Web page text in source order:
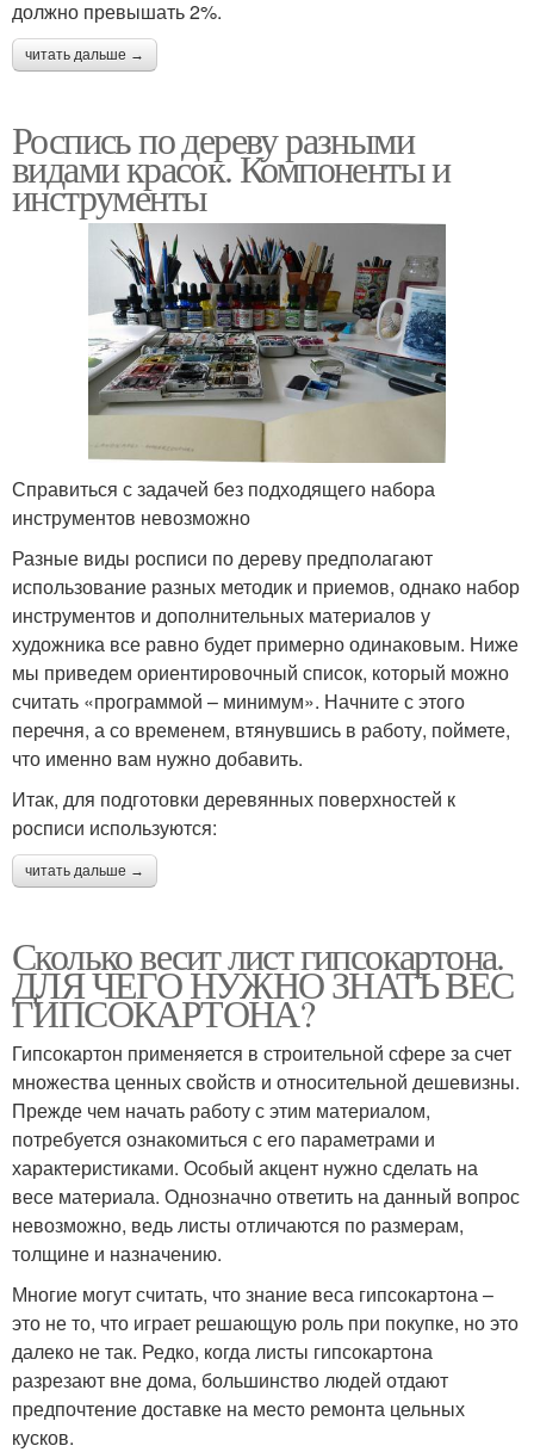
должно превышать 2%.
читать дальше →
Роспись по дереву разными
видами красок. Компоненты и
инструменты
Справиться с задачей без подходящего набора
инструментов невозможно
Разные виды росписи по дереву предполагают
использование разных методик и приемов, однако набор
инструментов и дополнительных материалов у
художника все равно будет примерно одинаковым. Ниже
мы приведем ориентировочный список, который можно
считать «программой – минимум». Начните с этого
перечня, а со временем, втянувшись в работу, поймете,
что именно вам нужно добавить.
Итак, для подготовки деревянных поверхностей к
росписи используются:
читать дальше →
Сколько весит лист гипсокартона.
ДЛЯ ЧЕГО НУЖНО ЗНАТЬ ВЕС
ГИПСОКАРТОНА?
Гипсокартон применяется в строительной сфере за счет
множества ценных свойств и относительной дешевизны.
Прежде чем начать работу с этим материалом,
потребуется ознакомиться с его параметрами и
характеристиками. Особый акцент нужно сделать на
весе материала. Однозначно ответить на данный вопрос
невозможно, ведь листы отличаются по размерам,
толщине и назначению.
Многие могут считать, что знание веса гипсокартона –
это не то, что играет решающую роль при покупке, но это
далеко не так. Редко, когда листы гипсокартона
разрезают вне дома, большинство людей отдают
предпочтение доставке на место ремонта цельных
кусков.